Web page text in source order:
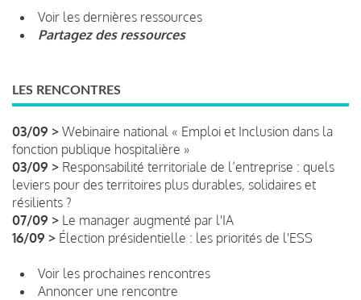
Voir les dernières ressources
Partagez des ressources
LES RENCONTRES
03/09 > Webinaire national « Emploi et Inclusion dans la
fonction publique hospitalière »
03/09 > Responsabilité territoriale de l’entreprise : quels
leviers pour des territoires plus durables, solidaires et
résilients ?
07/09 > Le manager augmenté par l'IA
16/09 > Élection présidentielle : les priorités de l'ESS
Voir les prochaines rencontres
Annoncer une rencontre